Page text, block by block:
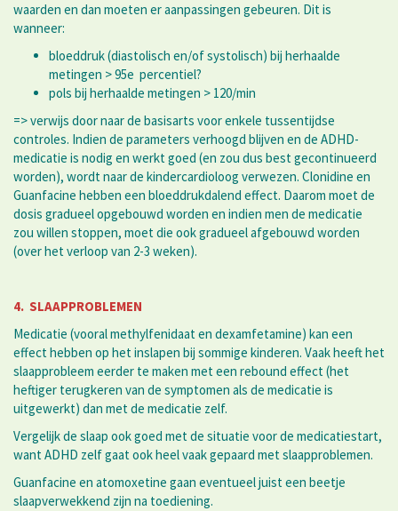
waarden en dan moeten er aanpassingen gebeuren. Dit is
wanneer:
bloeddruk (diastolisch en/of systolisch) bij herhaalde
metingen > 95e percentiel?
pols bij herhaalde metingen > 120/min
=> verwijs door naar de basisarts voor enkele tussentijdse
controles. Indien de parameters verhoogd blijven en de ADHD-
medicatie is nodig en werkt goed (en zou dus best gecontinueerd
worden), wordt naar de kindercardioloog verwezen. Clonidine en
Guanfacine hebben een bloeddrukdalend effect. Daarom moet de
dosis gradueel opgebouwd worden en indien men de medicatie
zou willen stoppen, moet die ook gradueel afgebouwd worden
(over het verloop van 2-3 weken).
4. SLAAPPROBLEMEN
Medicatie (vooral methylfenidaat en dexamfetamine) kan een
effect hebben op het inslapen bij sommige kinderen. Vaak heeft het
slaapprobleem eerder te maken met een rebound effect (het
heftiger terugkeren van de symptomen als de medicatie is
uitgewerkt) dan met de medicatie zelf.
Vergelijk de slaap ook goed met de situatie voor de medicatiestart,
want ADHD zelf gaat ook heel vaak gepaard met slaapproblemen.
Guanfacine en atomoxetine gaan eventueel juist een beetje
slaapverwekkend zijn na toediening.